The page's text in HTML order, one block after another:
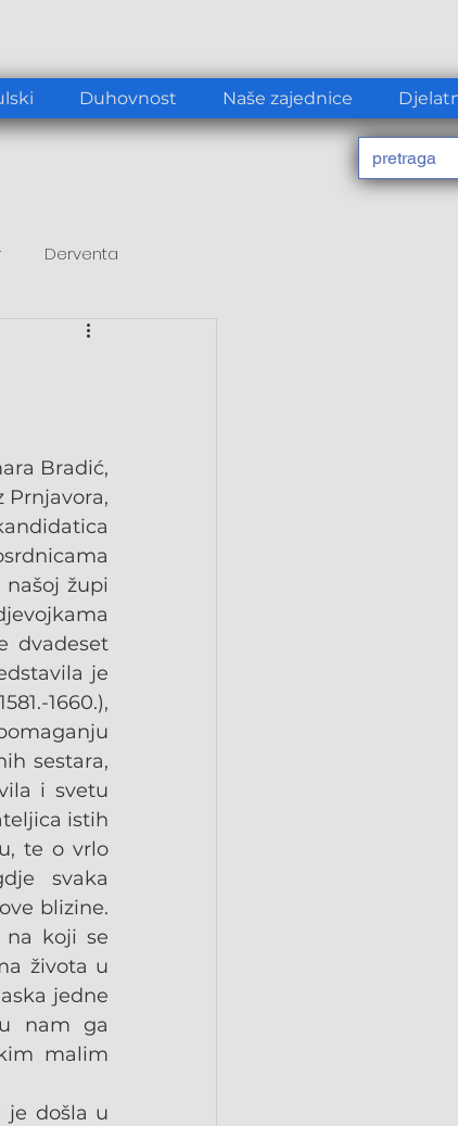
Duhovnost Naše zajednice
Derventa
Bradić,
Prnjavora,
župi
dvadeset
je
1660.),
sestara,
i svetu
istih
te o vrlo
svaka
blizine.
na koji se
života u
jedne
nam ga
malim
je došla u